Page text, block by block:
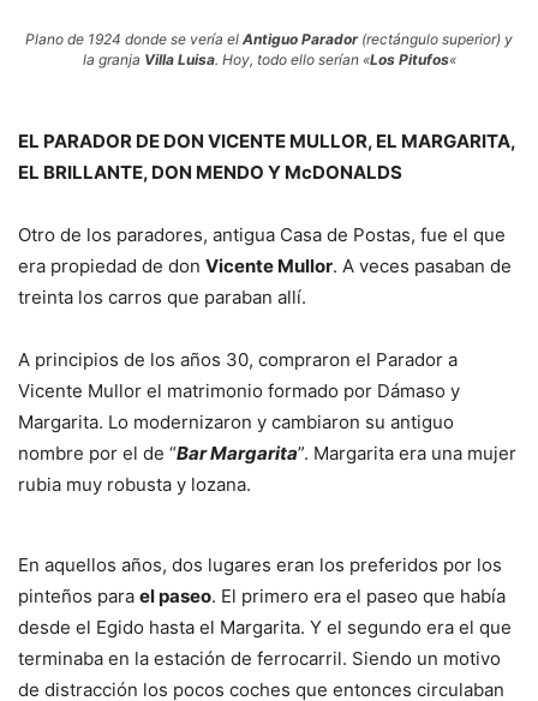
Plano de 1924 donde se vería el Antiguo Parador (rectángulo superior) y
la granja Villa Luisa. Hoy, todo ello serían «Los Pitufos«
EL PARADOR DE DON VICENTE MULLOR, EL MARGARITA,
EL BRILLANTE, DON MENDO Y McDONALDS
Otro de los paradores, antigua Casa de Postas, fue el que
era propiedad de don Vicente Mullor. A veces pasaban de
treinta los carros que paraban allí.
A principios de los años 30, compraron el Parador a
Vicente Mullor el matrimonio formado por Dámaso y
Margarita. Lo modernizaron y cambiaron su antiguo
nombre por el de “Bar Margarita”. Margarita era una mujer
rubia muy robusta y lozana.
En aquellos años, dos lugares eran los preferidos por los
pinteños para el paseo. El primero era el paseo que había
desde el Egido hasta el Margarita. Y el segundo era el que
terminaba en la estación de ferrocarril. Siendo un motivo
de distracción los pocos coches que entonces circulaban